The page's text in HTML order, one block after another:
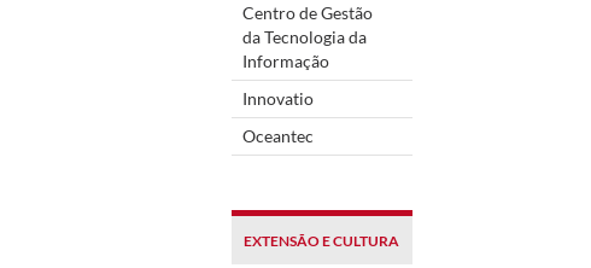
Centro de Gestão
da Tecnologia da
Informação
Innovatio
Oceantec
EXTENSÃO E CULTURA